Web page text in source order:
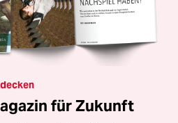
für Zukunft